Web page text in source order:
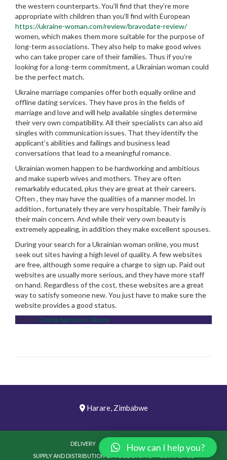
the western counterparts. You’ll find that they’re more
appropriate with children than you’ll find with European
https://ukraine-woman.com/review/bravodate-review/
women, which makes them more suitable for the purpose of
long-term associations. They also help to make good wives
who can take proper care of their families. Thus if you’re
looking for a long-term commitment, a Ukrainian woman could
be the perfect match.
Ukraine marriage companies offer both equally online and
offline dating services. They have pros in the fields of
marriage and love and will help available singles determine
their very own compatibility. All their specialists can also aid
singles with communication issues. That they identify the
applicant’s abilities and failings and business lead
conversations that lead to a meaningful romance.
Ukrainian women happen to be hardworking and ambitious
and make superb wives and mothers. They are often
remarkably educated, plus they are great at their careers.
Often , they may have the qualities of a manner model. In
addition , fortunately they are very hospitable. Their family is
their main concern. And while their very own beauty is
extremely appealing, in addition they make excellent spouses.
During your search for a Ukrainian woman online, you must
seek out sites having a high level of quality. A few websites
are free, although some require a charge to sign up. Paid out
websites are usually more serious, and they have more staff
on hand. Regardless of the cost, these websites are a great
way to satisfy someone new. You just have to make sure the
website provides a good status.
Posted in Dating Agencies In Ukraine
Harare, Zimbabwe
DELIVERY PICTURES
SUPPLY AND DISTRIBUTION OF FOOD STUFFS
How can I help you?